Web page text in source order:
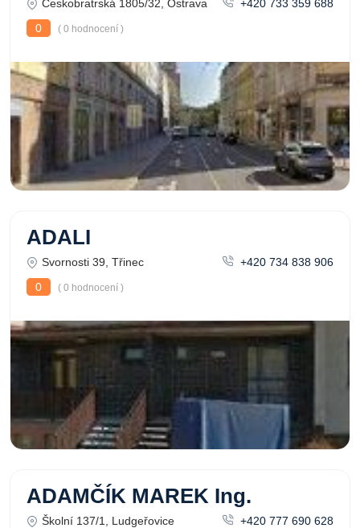
Českobratrská 1805/32, Ostrava
+420 733 359 688
0
( 0 hodnocení )
ADALI
Svornosti 39, Třinec
+420 734 838 906
0
( 0 hodnocení )
ADAMČÍK MAREK Ing.
Školní 137/1, Ludgeřovice
+420 777 690 628